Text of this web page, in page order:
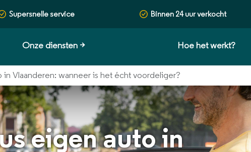
Supersnelle service Binnen 24 uur verkocht
Onze diensten > Hoe het werkt?
in Vlaanderen: wanneer is het écht voordeliger?
eigen auto in